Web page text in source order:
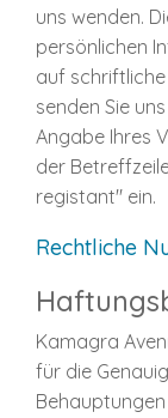
uns wenden.
persönlichen
auf
senden Sie
Angabe Ihres
der
registant" ein.
Rechtliche
Kamagra
für die